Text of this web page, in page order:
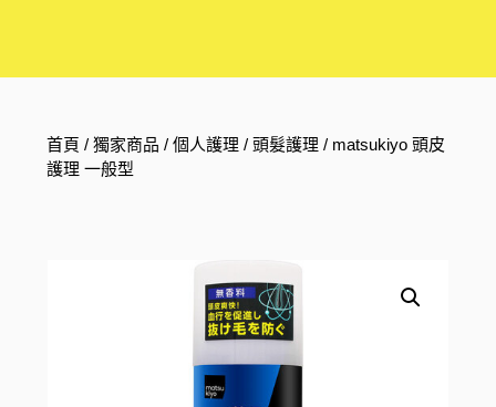
首頁 /獨家商品 /個人護理 /頭髮護理 / matsukiyo 頭皮
護理 一般型